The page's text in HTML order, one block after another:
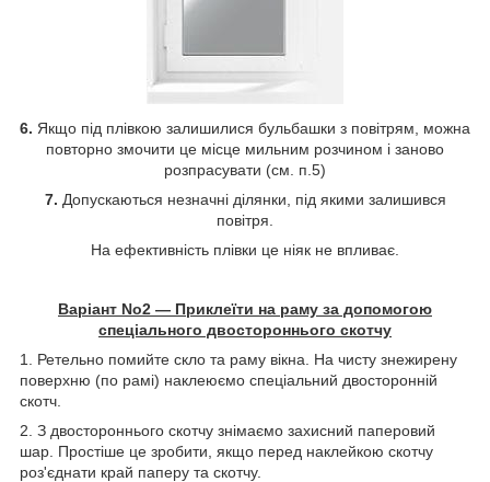
6. Якщо під плівкою залишилися бульбашки з повітрям, можна
повторно змочити це місце мильним розчином і заново
розпрасувати (см. п.5)
7. Допускаються незначні ділянки, під якими залишився
повітря.
На ефективність плівки це ніяк не впливає.
Варіант No2 — Приклеїти на раму за допомогою
спеціального двостороннього скотчу
1. Ретельно помийте скло та раму вікна. На чисту знежирену
поверхню (по рамі) наклеюємо спеціальний двосторонній
скотч.
2. З двостороннього скотчу знімаємо захисний паперовий
шар. Простіше це зробити, якщо перед наклейкою скотчу
роз'єднати край паперу та скотчу.